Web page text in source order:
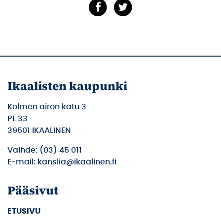
Ikaalisten kaupunki
Kolmen airon katu 3
PL 33
39501 IKAALINEN
Vaihde: (03) 45 011
E-mail: kanslia@ikaalinen.fi
Pääsivut
ETUSIVU